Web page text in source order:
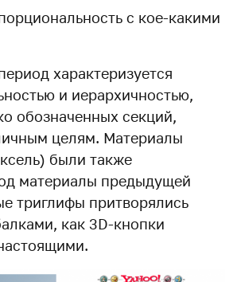
с кое-какими
характеризуется
и иерархичностью,
обозначенных секций,
целям. Материалы
были также
материалы предыдущей
триглифы притворялись
как 3D-кнопки